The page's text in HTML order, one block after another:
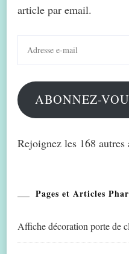
article par email.
ABONNEZ-
Rejoignez les 168 autres
Pages et Articles
Affiche décoration porte de